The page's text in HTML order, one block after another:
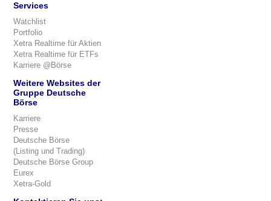
Services
Watchlist
Portfolio
Xetra Realtime für Aktien
Xetra Realtime für ETFs
Karriere @Börse
Weitere Websites der
Gruppe Deutsche
Börse
Karriere
Presse
Deutsche Börse
(Listing und Trading)
Deutsche Börse Group
Eurex
Xetra-Gold